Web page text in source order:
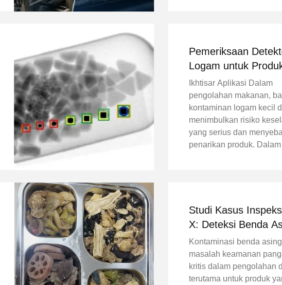
menantang
Pemeriksaan
Logam untuk
Makanan dengan
Penolakan Flap
Ikhtisar Aplikasi Dalam
pengolahan makanan,
kontaminan logam kecil
menimbulkan risiko
yang serius dan
penarikan produk.
terhadap ...
Studi Kasus
X: Deteksi Benda
dalam Produksi
Panjang
Kontaminasi benda
masalah keamanan
kritis dalam pengolahan
terutama untuk produk